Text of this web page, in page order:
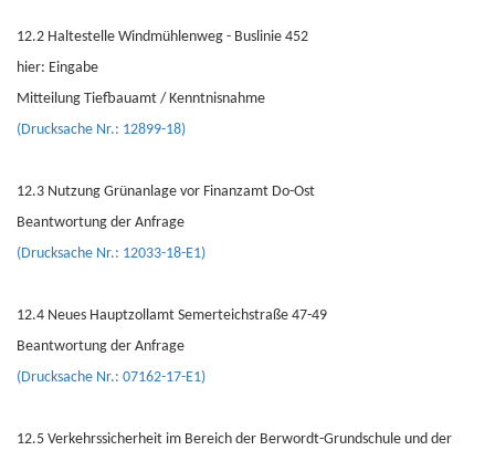
12.2 Haltestelle Windmühlenweg - Buslinie 452
hier: Eingabe
Mitteilung Tiefbauamt / Kenntnisnahme
(Drucksache Nr.: 12899-18)
12.3 Nutzung Grünanlage vor Finanzamt Do-Ost
Beantwortung der Anfrage
(Drucksache Nr.: 12033-18-E1)
12.4 Neues Hauptzollamt Semerteichstraße 47-49
Beantwortung der Anfrage
(Drucksache Nr.: 07162-17-E1)
12.5 Verkehrssicherheit im Bereich der Berwordt-Grundschule und der